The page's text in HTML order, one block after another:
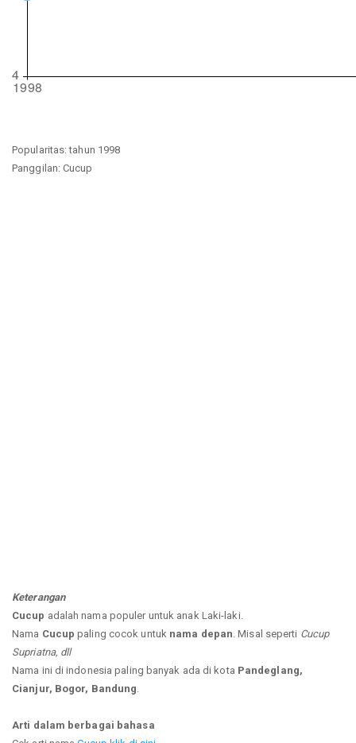
Popularitas: tahun 1998
Panggilan: Cucup
Keterangan
Cucup adalah nama populer untuk anak Laki-laki.
Nama Cucup paling cocok untuk nama depan . Misal seperti Cucup
Supriatna, dll
Nama ini di indonesia paling banyak ada di kota Pandeglang,
Cianjur, Bogor, Bandung
Arti dalam berbagai bahasa